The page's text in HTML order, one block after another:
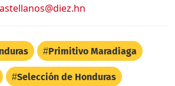
Primitivo Maradiaga
Selección de Honduras